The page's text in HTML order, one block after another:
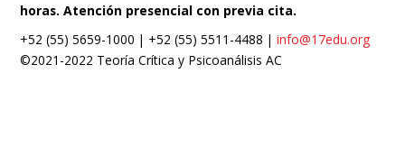
horas. Atención presencial con previa cita.
+52 (55) 5659-1000 | +52 (55) 5511-4488 |info@17edu.org
©2021-2022 Teoría Crítica y Psicoanálisis AC